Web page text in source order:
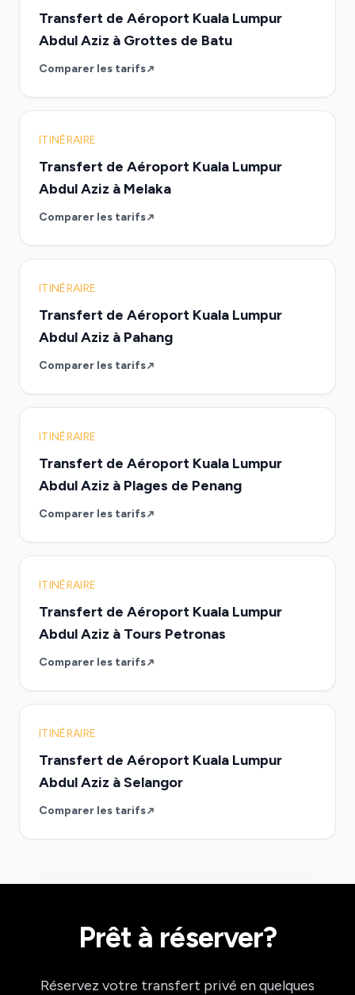
Transfert de Aéroport Kuala Lumpur
Abdul Aziz à Grottes de Batu
Comparer les tarifs
ITINÉRAIRE
Transfert de Aéroport Kuala Lumpur
Abdul Aziz à Melaka
Comparer les tarifs
ITINÉRAIRE
Transfert de Aéroport Kuala Lumpur
Abdul Aziz à Pahang
Comparer les tarifs
ITINÉRAIRE
Transfert de Aéroport Kuala Lumpur
Abdul Aziz à Plages de Penang
Comparer les tarifs
ITINÉRAIRE
Transfert de Aéroport Kuala Lumpur
Abdul Aziz à Tours Petronas
Comparer les tarifs
ITINÉRAIRE
Transfert de Aéroport Kuala Lumpur
Abdul Aziz à Selangor
Comparer les tarifs
Prêt à réserver?
Réservez votre transfert privé en quelques